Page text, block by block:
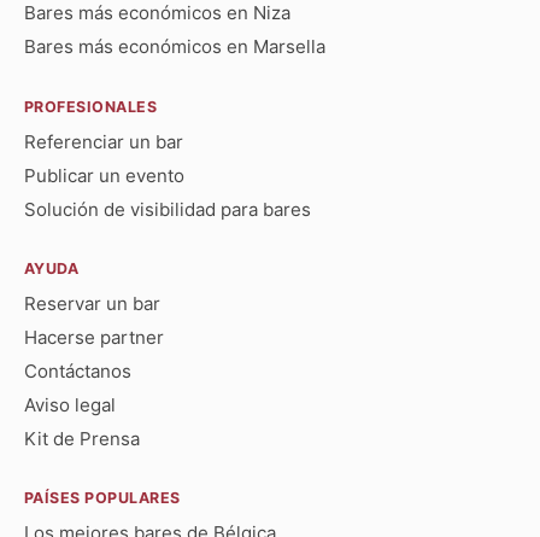
Bares más económicos en Niza
Bares más económicos en Marsella
PROFESIONALES
Referenciar un bar
Publicar un evento
Solución de visibilidad para bares
AYUDA
Reservar un bar
Hacerse partner
Contáctanos
Aviso legal
Kit de Prensa
PAÍSES POPULARES